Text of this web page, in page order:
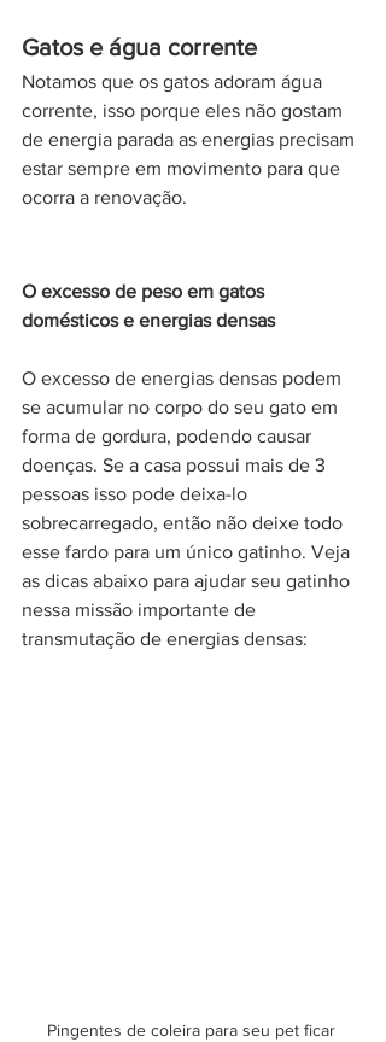
Gatos e água corrente
Notamos que os gatos adoram água
corrente, isso porque eles não gostam
de energia parada as energias precisam
estar sempre em movimento para que
ocorra a renovação.
O excesso de peso em gatos
domésticos e energias densas
O excesso de energias densas podem
se acumular no corpo do seu gato em
forma de gordura, podendo causar
doenças. Se a casa possui mais de 3
pessoas isso pode deixa-lo
sobrecarregado, então não deixe todo
esse fardo para um único gatinho. Veja
as dicas abaixo para ajudar seu gatinho
nessa missão importante de
transmutação de energias densas:
Pingentes de coleira para seu pet ficar